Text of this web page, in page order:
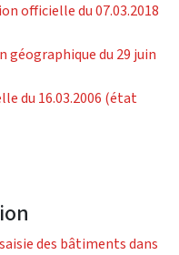
officielle du 07.03.2018
du 29 juin
du 16.03.2006 (état
des bâtiments dans